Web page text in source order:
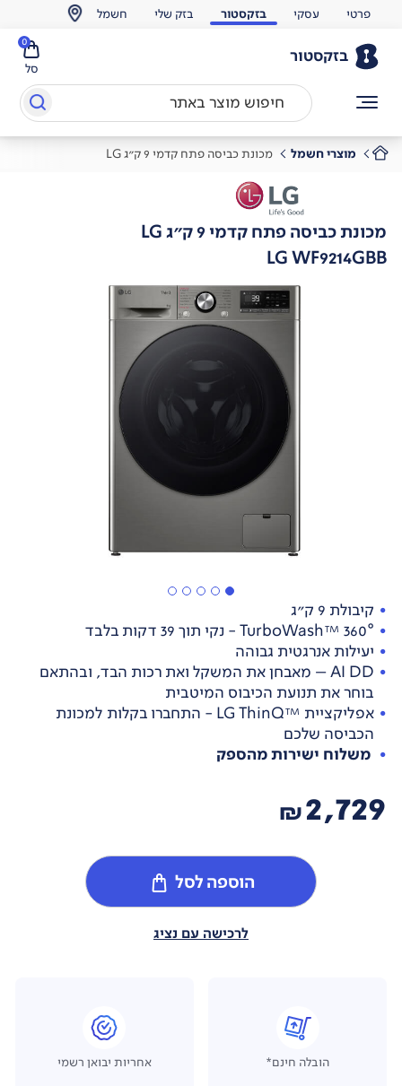
פרטי עסקי בזקסטור בזק שלי חשמל
בזקסטור
סל
0
מוצרי חשמל מכונת כביסה פתח קדמי 9 ק"ג LG
מכונת כביסה פתח קדמי 9 ק"ג LG
LG WF9214GBB
קיבולת 9 ק"ג
TurboWash™ 360° - נקי תוך 39 דקות בלבד
יעילות אנרגטית גבוהה
AI DD – מאבחן את המשקל ואת רכות הבד, ובהתאם
בוחר את תנועת הכיבוס המיטבית
אפליקציית ™LG ThinQ - התחברו בקלות למכונת
הכביסה שלכם
משלוח ישירות מהספק
2,729
₪
הוספה לסל
לרכישה עם נציג
הובלה חינם* אחריות יבואן רשמי